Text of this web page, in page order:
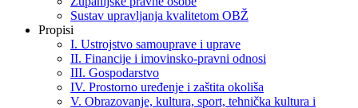
Sustav upravljanja kvalitetom OBŽ
Propisi
I. Ustrojstvo samouprave i uprave
II. Financije i imovinsko-pravni odnosi
III. Gospodarstvo
IV. Prostorno uređenje i zaštita okoliša
V. Obrazovanje, kultura, sport, tehnička kultura i